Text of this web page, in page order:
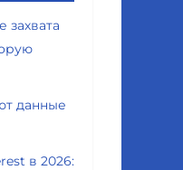
захвата
данные
в 2026: